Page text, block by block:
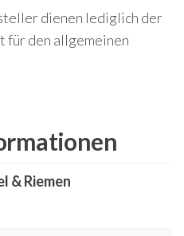
dienen lediglich der
für den allgemeinen
& Riemen